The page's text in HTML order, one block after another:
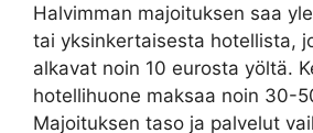
Halvimman majoituksen saa
tai yksinkertaisesta hotellista,
alkavat noin 10 eurosta yöltä.
hotellihuone maksaa noin 30-
Majoituksen taso ja palvelut